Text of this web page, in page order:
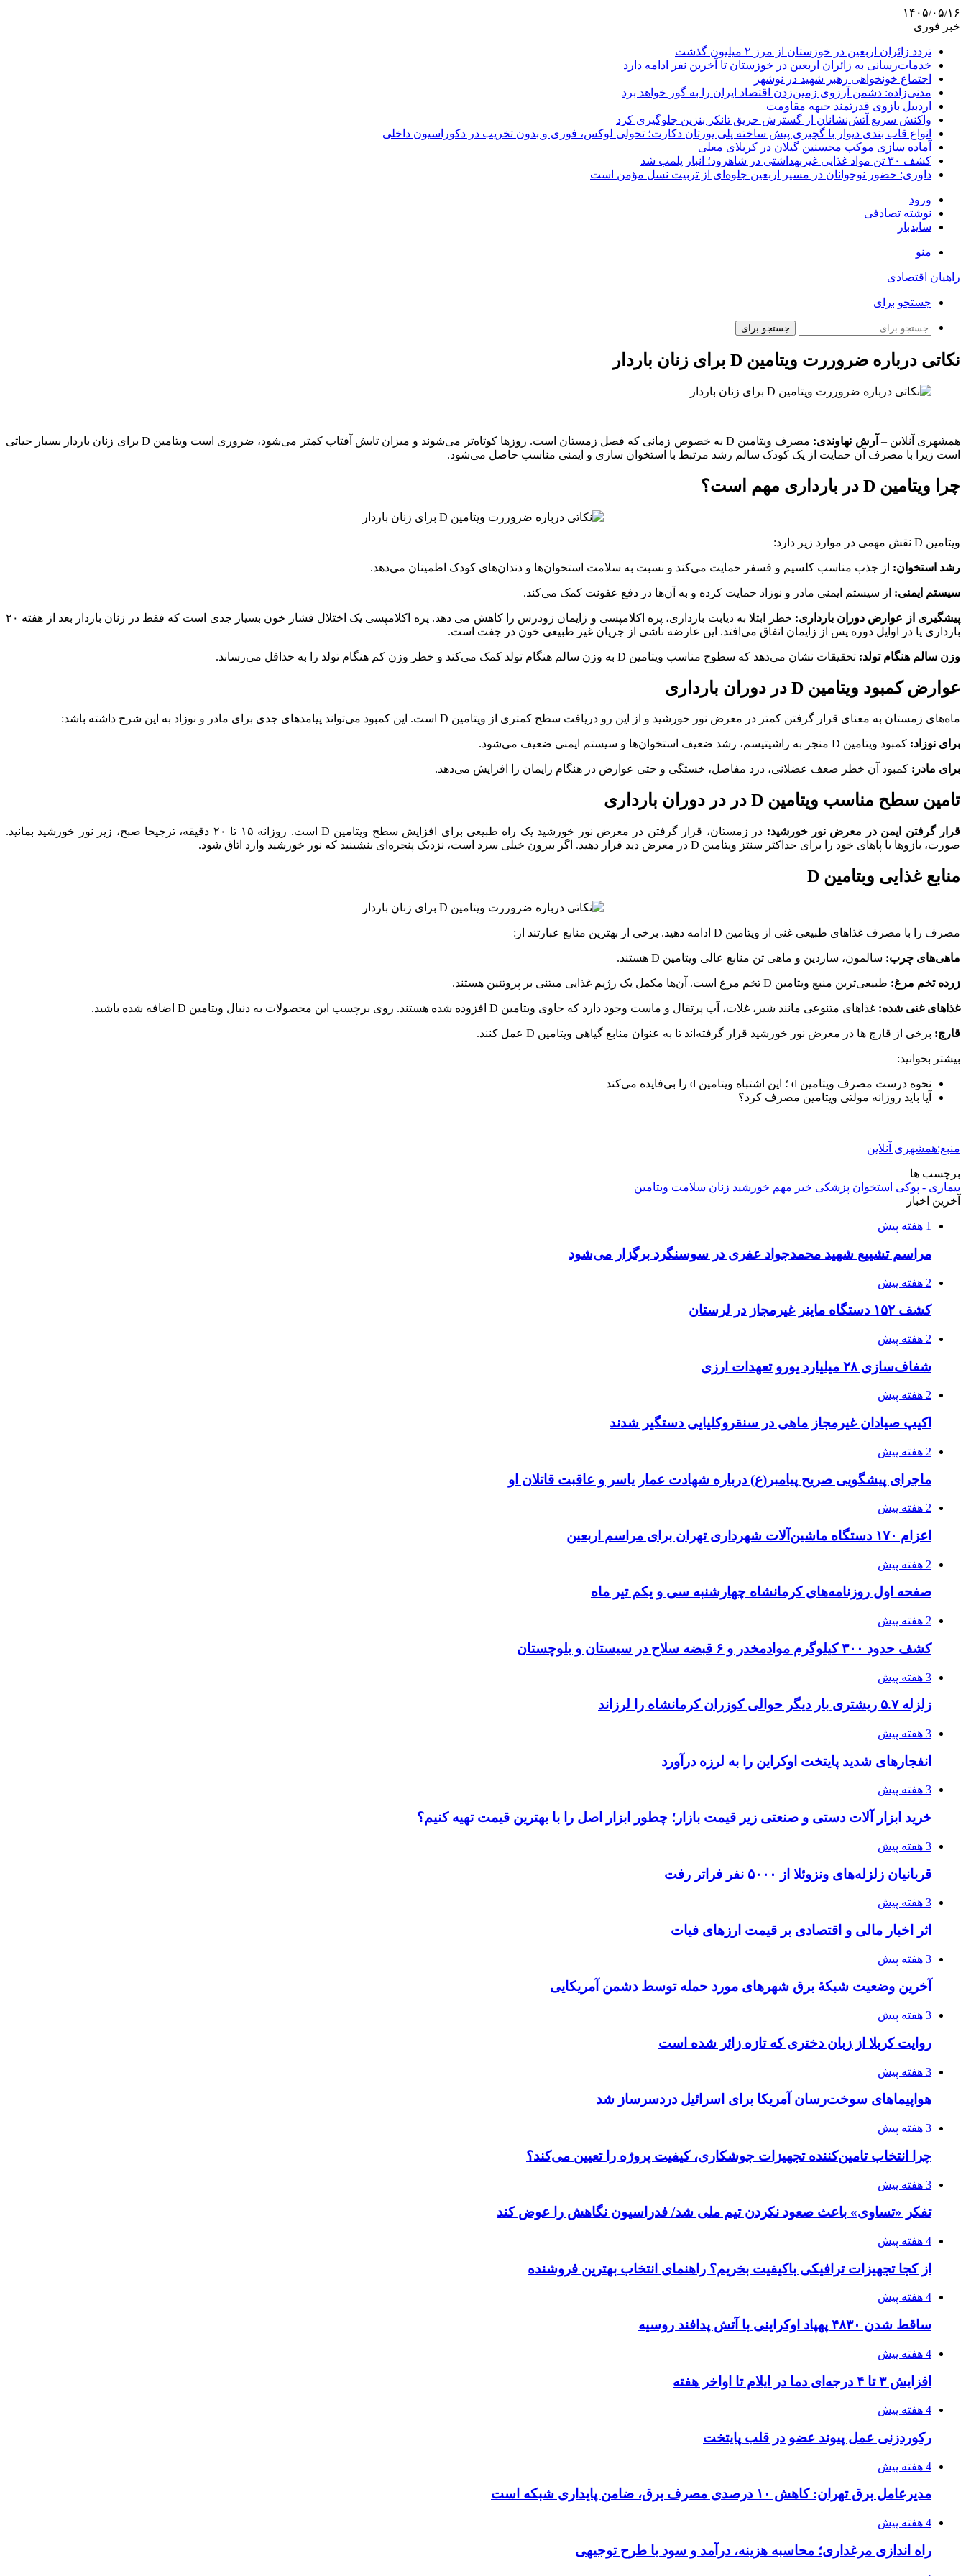
۱۴۰۵/۰۵/۱۶
خبر فوری
تردد زائران اربعین در خوزستان از مرز ۲ میلیون گذشت
خدمات‌رسانی به زائران اربعین در خوزستان تا آخرین نفر ادامه دارد
اجتماع خونخواهی رهبر شهید در نوشهر
مدنی‌زاده: دشمن آرزوی زمین‌زدن اقتصاد ایران را به گور خواهد برد
اردبیل بازوی قدرتمند جبهه مقاومت
واکنش سریع آتش‌نشانان از گسترش حریق تانکر بنزین جلوگیری کرد
انواع قاب بندی دیوار با گچبری پیش ساخته پلی یورتان دکارت؛ تحولی لوکس، فوری و بدون تخریب در دکوراسیون داخلی
آماده سازی موکب محسنین گیلان در کربلای معلی
کشف ۳۰ تن مواد غذایی غیربهداشتی در شاهرود؛ انبار پلمب شد
داوری: حضور نوجوانان در مسیر اربعین جلوه‌ای از تربیت نسل مؤمن است
ورود
نوشته تصادفی
سایدبار
منو
راهیان اقتصادی
جستجو برای
جستجو برای
نکاتی درباره ضروررت ویتامین D برای زنان باردار
همشهری آنلاین – آرش نهاوندی:
مصرف ویتامین D به خصوص زمانی که فصل زمستان است. روزها کوتاه‌تر می‌شوند و میزان تابش آفتاب کمتر می‌شود، ضروری است ویتامین D برای زنان باردار بسیار حیاتی
است زیرا با مصرف آن حمایت از یک کودک سالم رشد مرتبط با استخوان سازی و ایمنی مناسب حاصل می‌شود.
چرا ویتامین D در بارداری مهم است؟
ویتامین D نقش مهمی در موارد زیر دارد:
رشد استخوان: از جذب مناسب کلسیم و فسفر حمایت می‌کند و نسبت به سلامت استخوان‌ها و دندان‌های کودک اطمینان می‌دهد.
سیستم ایمنی: از سیستم ایمنی مادر و نوزاد حمایت کرده و به آن‌ها در دفع عفونت کمک می‌کند.
پیشگیری از عوارض دوران بارداری:
خطر ابتلا به دیابت بارداری، پره اکلامپسی و زایمان زودرس را کاهش می دهد. پره اکلامپسی یک اختلال فشار خون بسیار جدی است که فقط در زنان باردار بعد از هفته ۲۰
بارداری یا در اوایل دوره پس از زایمان اتفاق می‌افتد. این عارضه ناشی از جریان غیر طبیعی خون در جفت است.
وزن سالم هنگام تولد: تحقیقات نشان می‌دهد که سطوح مناسب ویتامین D به وزن سالم هنگام تولد کمک می‌کند و خطر وزن کم هنگام تولد را به حداقل می‌رساند.
عوارض کمبود ویتامین D در دوران بارداری
ماه‌های زمستان به معنای قرار گرفتن کمتر در معرض نور خورشید و از این رو دریافت سطح کمتری از ویتامین D است. این کمبود می‌تواند پیامدهای جدی برای مادر و نوزاد به این شرح داشته باشد:
برای نوزاد: کمبود ویتامین D منجر به راشیتیسم، رشد ضعیف استخوان‌ها و سیستم ایمنی ضعیف می‌شود.
برای مادر: کمبود آن خطر ضعف عضلانی، درد مفاصل، خستگی و حتی عوارض در هنگام زایمان را افزایش می‌دهد.
تامین سطح مناسب ویتامین D در در دوران بارداری
قرار گرفتن ایمن در معرض نور خورشید:
در زمستان، قرار گرفتن در معرض نور خورشید یک راه طبیعی برای افزایش سطح ویتامین D است. روزانه ۱۵ تا ۲۰ دقیقه، ترجیحا صبح، زیر نور خورشید بمانید.
صورت، بازوها یا پاهای خود را برای حداکثر سنتز ویتامین D در معرض دید قرار دهید. اگر بیرون خیلی سرد است، نزدیک پنجره‌ای بنشینید که نور خورشید وارد اتاق شود.
منابع غذایی وبتامین D
مصرف را با مصرف غذاهای طبیعی غنی از ویتامین D ادامه دهید. برخی از بهترین منابع عبارتند از:
ماهی‌های چرب: سالمون، ساردین و ماهی تن منابع عالی ویتامین D هستند.
زرده تخم مرغ: طبیعی‌ترین منبع ویتامین D تخم مرغ است. آن‌ها مکمل یک رژیم غذایی مبتنی بر پروتئین هستند.
غذاهای غنی شده: غذاهای متنوعی مانند شیر، غلات، آب پرتقال و ماست وجود دارد که حاوی ویتامین D افزوده شده هستند. روی برچسب این محصولات به دنبال ویتامین D اضافه شده باشید.
قارچ: برخی از قارچ ها در معرض نور خورشید قرار گرفته‌اند تا به عنوان منابع گیاهی ویتامین D عمل کنند.
بیشتر بخوانید:
نحوه درست مصرف ویتامین d ؛ این اشتباه ویتامین d را بی‌فایده می‌کند
آیا باید روزانه مولتی‌ ویتامین مصرف کرد؟
منبع:همشهری آنلاین
برچسب ها
بیماری - پوکی استخوان پزشکی خبر مهم خورشید زنان سلامت ویتامین‌
آخرین اخبار
1 هفته پیش
مراسم تشییع شهید محمدجواد عفری در سوسنگرد برگزار می‌شود
2 هفته پیش
کشف ۱۵۲ دستگاه ماینر غیرمجاز در لرستان
2 هفته پیش
شفاف‌سازی ۲۸ میلیارد یورو تعهدات ارزی
2 هفته پیش
اکیپ صیادان غیرمجاز ماهی در سنقروکلیایی دستگیر شدند
2 هفته پیش
ماجرای پیشگویی صریح پیامبر(ع) درباره شهادت عمار یاسر و عاقبت قاتلان او
2 هفته پیش
اعزام ۱۷۰ دستگاه ماشین‌آلات شهرداری تهران برای مراسم اربعین
2 هفته پیش
صفحه اول روزنامه‌های کرمانشاه چهارشنبه سی و یکم تیر ماه
2 هفته پیش
کشف حدود ۳۰۰ کیلوگرم موادمخدر و ۶ قبضه سلاح در سیستان و بلوچستان
3 هفته پیش
زلزله ۵.۷ ریشتری بار دیگر حوالی کوزران کرمانشاه را لرزاند
3 هفته پیش
انفجارهای شدید پایتخت اوکراین را به لرزه درآورد
3 هفته پیش
خرید ابزار آلات دستی و صنعتی زیر قیمت بازار؛ چطور ابزار اصل را با بهترین قیمت تهیه کنیم؟
3 هفته پیش
قربانیان زلزله‌های ونزوئلا از ۵۰۰۰ نفر فراتر رفت
3 هفته پیش
اثر اخبار مالی و اقتصادی بر قیمت ارزهای فیات
3 هفته پیش
آخرین وضعیت شبکۀ برق شهرهای مورد حمله توسط دشمن آمریکایی
3 هفته پیش
روایت کربلا از زبان دختری که تازه زائر شده است
3 هفته پیش
هواپیماهای سوخت‌رسان آمریکا برای اسرائیل دردسرساز شد
3 هفته پیش
چرا انتخاب تامین‌کننده تجهیزات جوشکاری، کیفیت پروژه را تعیین می‌کند؟
3 هفته پیش
تفکر «تساوی» باعث صعود نکردن تیم ملی شد/ فدراسیون نگاهش را عوض کند
4 هفته پیش
از کجا تجهیزات ترافیکی باکیفیت بخریم؟ راهنمای انتخاب بهترین فروشنده
4 هفته پیش
ساقط شدن ۴۸۳۰ پهپاد اوکراینی با آتش پدافند روسیه
4 هفته پیش
افزایش ۳ تا ۴ درجه‌ای دما در ایلام تا اواخر هفته
4 هفته پیش
رکوردزنی عمل پیوند عضو در قلب پایتخت
4 هفته پیش
مدیرعامل برق تهران: کاهش ۱۰ درصدی مصرف برق، ضامن پایداری شبکه است
4 هفته پیش
راه اندازی مرغداری؛ محاسبه هزینه، درآمد و سود با طرح توجیهی